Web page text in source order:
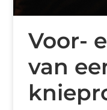
Voor-
van